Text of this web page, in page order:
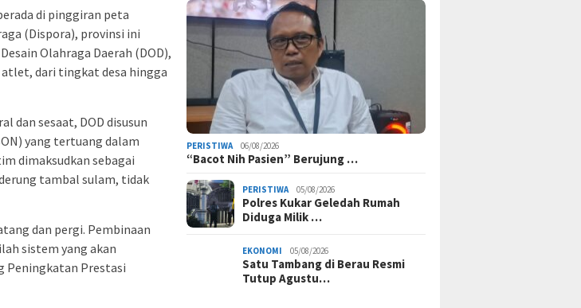
di pinggiran peta
(Dispora), provinsi ini
Olahraga Daerah (DOD),
atlet, dari tingkat desa hingga
dan sesaat, DOD disusun
yang tertuang dalam
dimaksudkan sebagai
tambal sulam, tidak
dan pergi. Pembinaan
sistem yang akan
Peningkatan Prestasi
PERISTIWA 06/08/2026
“Bacot Nih Pasien” Berujung …
PERISTIWA 05/08/2026
Polres Kukar Geledah Rumah
Diduga Milik …
EKONOMI 05/08/2026
Satu Tambang di Berau Resmi
Tutup Agustu…